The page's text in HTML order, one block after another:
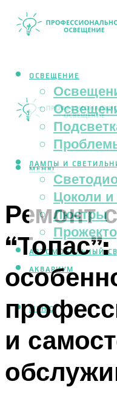
ОСВЕЩЕНИЕ
ЛАМПЫ И
Цоколи
Люстры
АВТОМОБИЛЬНЫЙ
АКВАРИУМ
МЕНЮ
МЕНЮ
Ремонт
“Топас”:
и